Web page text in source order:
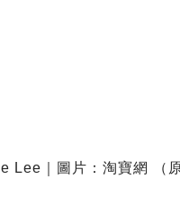
Lee｜圖片：淘寶網 （